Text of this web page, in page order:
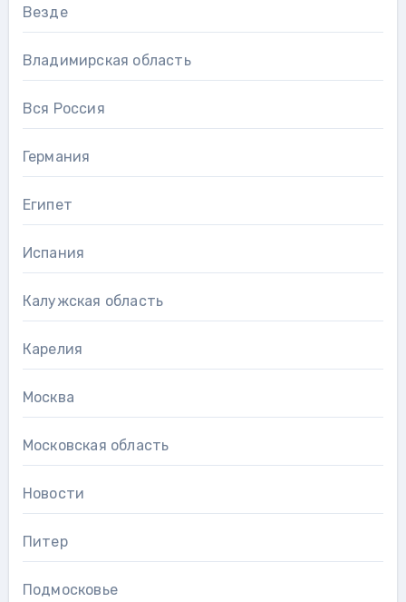
Везде
Владимирская область
Вся Россия
Германия
Египет
Испания
Калужская область
Карелия
Москва
Московская область
Новости
Питер
Подмосковье